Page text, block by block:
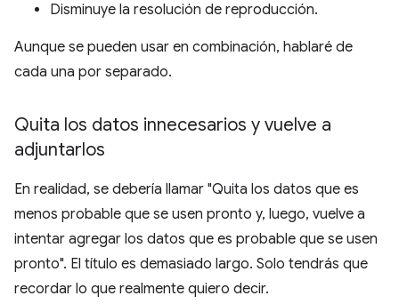
Disminuye la resolución de reproducción.
Aunque se pueden usar en combinación, hablaré de
cada una por separado.
Quita los datos innecesarios y vuelve a
adjuntarlos
En realidad, se debería llamar "Quita los datos que es
menos probable que se usen pronto y, luego, vuelve a
intentar agregar los datos que es probable que se usen
pronto". El título es demasiado largo. Solo tendrás que
recordar lo que realmente quiero decir.